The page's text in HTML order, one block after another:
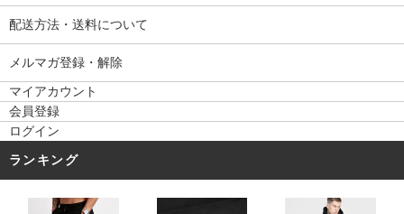
配送方法・送料について
メルマガ登録・解除
マイアカウント
会員登録
ログイン
ランキング